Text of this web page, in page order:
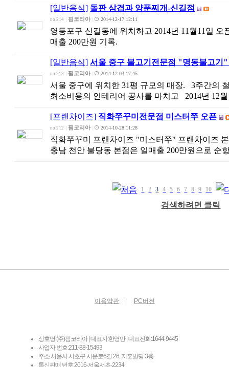
[일반음식] 돌판 삼겹과 양푼찌개-신길점
no.214 핌코리아 | 2014-12-17 12:11
영등포구 신길동에 위치하고 2014년 11월11일
매출 200만원 기록.
[일반음식] 서울 중구 불고기전문점 "명동불고기
no.213 핌코리아 | 2014-12-03 17:45
서울 중구에 위치한 31평 규모의 매장. 3주간의
최소비용의 인테리어 공사를 마치고 2014년 12
[프랜차이즈] 직화쭈꾸미전문점 미스터쭈 오픈
no.212 핌코리아 | 2014-10-28 11:28
직화쭈꾸미 프랜차이즈 "미스터쭈" 프랜차이즈
충남 천안 불당동 본점은 일매출 200만원으로 순
1 2 3 4 5 6 7 8 9 10
검색하려면 클릭
이용약관 | PC버전
상호명:(주)핌코리아 | 대표자:한영만 | 대표전화:1644-9445
사업자 번호:211-88-15493
주소:서울시 서초구 서운로6길 26, 지훈빌딩 3층
통신판매 번호:2016-서울서초-2234